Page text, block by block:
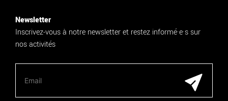
Newsletter
Inscrivez-vous à notre newsletter et restez informé·e·s sur
nos activités